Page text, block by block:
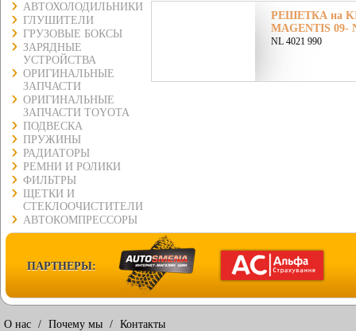
АВТОХОЛОДИЛЬНИКИ
ГЛУШИТЕЛИ
ГРУЗОВЫЕ БОКСЫ
ЗАРЯДНЫЕ
УСТРОЙСТВА
ОРИГИНАЛЬНЫЕ
ЗАПЧАСТИ
ОРИГИНАЛЬНЫЕ
ЗАПЧАСТИ TOYOTA
ПОДВЕСКА
ПРУЖИНЫ
РАДИАТОРЫ
РЕМНИ И РОЛИКИ
ФИЛЬТРЫ
ЩЕТКИ И
СТЕКЛООЧИСТИТЕЛИ
АВТОКОМПРЕССОРЫ
РЕШЕТКА на
MAGENTIS 09-
NL 4021 990
ПАРТНЕРЫ:
О нас / Почему мы / Контакты